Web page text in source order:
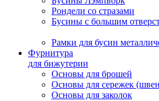
Рондели со стразами
Бусины с большим
Рамки для бусин
Фурнитура
для бижутерии
Основы для брошей
Основы для сережек
Основы для заколок